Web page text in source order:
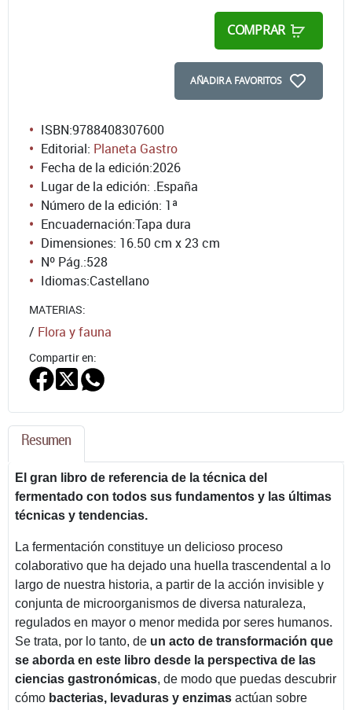
COMPRAR
AÑADIR A FAVORITOS
ISBN:9788408307600
Editorial: Planeta Gastro
Fecha de la edición:2026
Lugar de la edición: .España
Número de la edición: 1ª
Encuadernación:Tapa dura
Dimensiones: 16.50 cm x 23 cm
Nº Pág.:528
Idiomas:Castellano
MATERIAS:
/ Flora y fauna
Compartir en:
Resumen
El gran libro de referencia de la técnica del
fermentado con todos sus fundamentos y las últimas
técnicas y tendencias.
La fermentación constituye un delicioso proceso
colaborativo que ha dejado una huella trascendental a lo
largo de nuestra historia, a partir de la acción invisible y
conjunta de microorganismos de diversa naturaleza,
regulados en mayor o menor medida por seres humanos.
Se trata, por lo tanto, de un acto de transformación que
se aborda en este libro desde la perspectiva de las
ciencias gastronómicas, de modo que puedas descubrir
cómo bacterias, levaduras y enzimas actúan sobre